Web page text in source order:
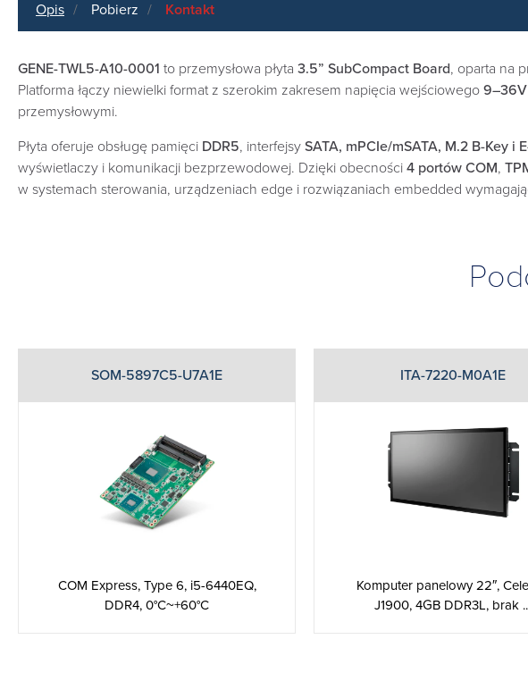
Opis Pobierz Kontakt
GENE-TWL5-A10-0001 to przemysłowa płyta 3.5” SubCompact Board, oparta na
Platforma łączy niewielki format z szerokim zakresem napięcia wejściowego
przemysłowymi.
Płyta oferuje obsługę pamięci DDR5, interfejsy SATA, mPCIe/mSATA, M.2 B-Key i
wyświetlaczy i komunikacji bezprzewodowej. Dzięki obecności 4 portów COM,
w systemach sterowania, urządzeniach edge i rozwiązaniach embedded
SOM-5897C5-U7A1E
COM Express, Type 6, i5-6440EQ,
DDR4, 0°C~+60°C
ITA-7220-M0A1E
Komputer panelowy 22″,
J1900, 4GB DDR3L, brak